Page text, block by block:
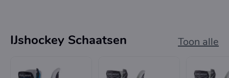
IJshockey Schaatsen Toon alle